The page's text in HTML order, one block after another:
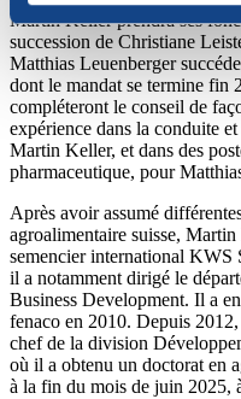
Martin Keller prendra ses
succession de Christiane
Matthias Leuenberger
dont le mandat se termine fin
compléteront le conseil de
expérience dans la conduite
Martin Keller, et dans des
pharmaceutique, pour
Après avoir assumé
agroalimentaire suisse,
semencier international
il a notamment dirigé le
Business Development. Il a
fenaco en 2010. Depuis
chef de la division
où il a obtenu un doctorat en
à la fin du mois de juin 2025,